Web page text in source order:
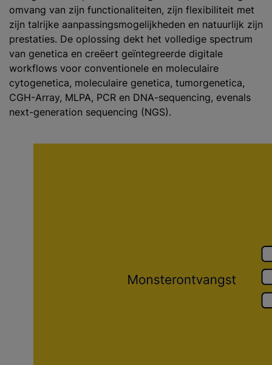
omvang van zijn functionaliteiten, zijn flexibiliteit met
zijn talrijke aanpassingsmogelijkheden en natuurlijk zijn
prestaties. De oplossing dekt het volledige spectrum
van genetica en creëert geïntegreerde digitale
workflows voor conventionele en moleculaire
cytogenetica, moleculaire genetica, tumorgenetica,
CGH-Array, MLPA, PCR en DNA-sequencing, evenals
next-generation sequencing (NGS).